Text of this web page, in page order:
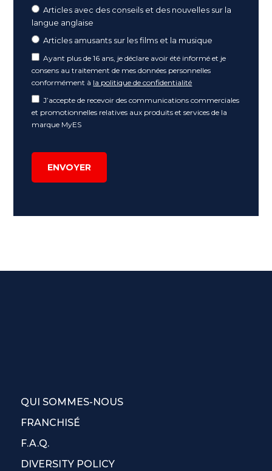
Articles avec des conseils et des nouvelles sur la
langue anglaise
Articles amusants sur les films et la musique
Ayant plus de 16 ans, je déclare avoir été informé et je
consens au traitement de mes données personnelles
conformément à la politique de confidentialité
J’accepte de recevoir des communications commerciales
et promotionnelles relatives aux produits et services de la
marque MyES
ENVOYER
QUI SOMMES-NOUS
FRANCHISÉ
F.A.Q.
DIVERSITY POLICY